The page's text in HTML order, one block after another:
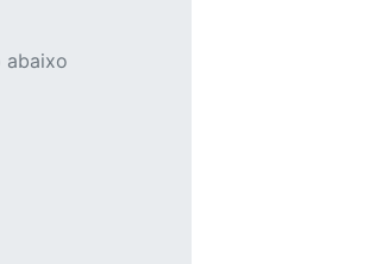
abaixo